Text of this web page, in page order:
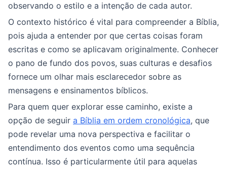
observando o estilo e a intenção de cada autor.
O contexto histórico é vital para compreender a Bíblia,
pois ajuda a entender por que certas coisas foram
escritas e como se aplicavam originalmente. Conhecer
o pano de fundo dos povos, suas culturas e desafios
fornece um olhar mais esclarecedor sobre as
mensagens e ensinamentos bíblicos.
Para quem quer explorar esse caminho, existe a
opção de seguir a Bíblia em ordem cronológica, que
pode revelar uma nova perspectiva e facilitar o
entendimento dos eventos como uma sequência
contínua. Isso é particularmente útil para aquelas